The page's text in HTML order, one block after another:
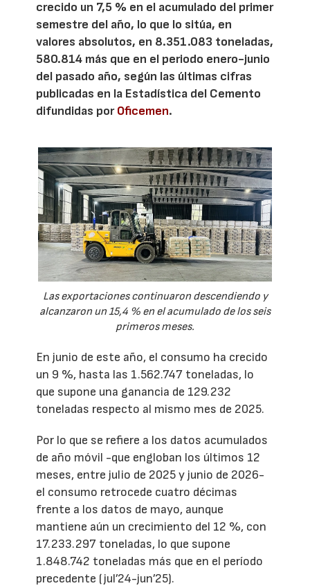
crecido un 7,5 % en el acumulado del primer
semestre del año, lo que lo sitúa, en
valores absolutos, en 8.351.083 toneladas,
580.814 más que en el periodo enero-junio
del pasado año, según las últimas cifras
publicadas en la Estadística del Cemento
difundidas porOficemen.
Las exportaciones continuaron descendiendo y
alcanzaron un 15,4 % en el acumulado de los seis
primeros meses.
En junio de este año, el consumo ha crecido
un 9 %, hasta las 1.562.747 toneladas, lo
que supone una ganancia de 129.232
toneladas respecto al mismo mes de 2025.
Por lo que se refiere a los datos acumulados
de año móvil -que engloban los últimos 12
meses, entre julio de 2025 y junio de 2026-
el consumo retrocede cuatro décimas
frente a los datos de mayo, aunque
mantiene aún un crecimiento del 12 %, con
17.233.297 toneladas, lo que supone
1.848.742 toneladas más que en el período
precedente (jul’24-jun’25).